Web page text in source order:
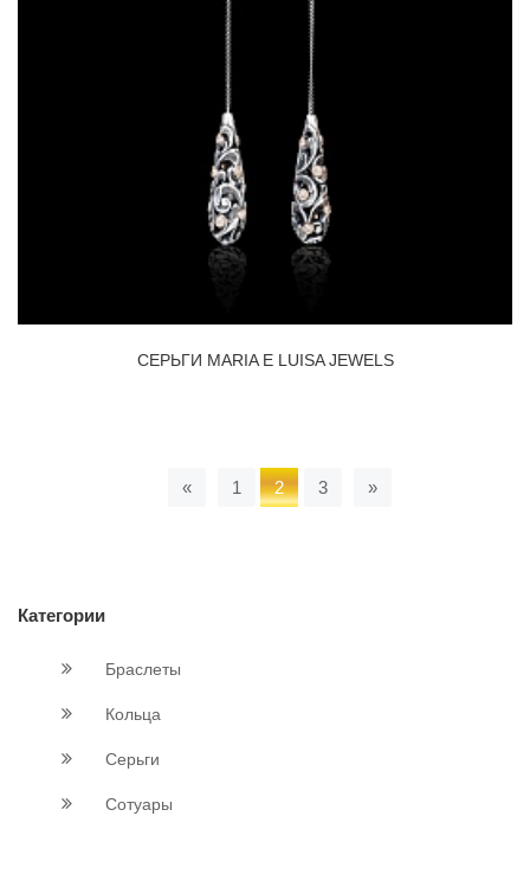
СЕРЬГИ MARIA E LUISA JEWELS
«Назад1 2 3 »Вперед
Категории
Браслеты
Кольца
Серьги
Сотуары